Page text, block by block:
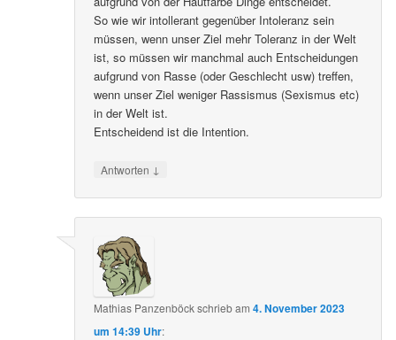
So wie wir intollerant gegenüber Intoleranz sein
müssen, wenn unser Ziel mehr Toleranz in der Welt
ist, so müssen wir manchmal auch Entscheidungen
aufgrund von Rasse (oder Geschlecht usw) treffen,
wenn unser Ziel weniger Rassismus (Sexismus etc)
in der Welt ist.
Entscheidend ist die Intention.
Antworten ↓
Mathias Panzenböckschriebam4. November 2023
um 14:39 Uhr: